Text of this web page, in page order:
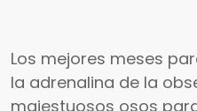
Los mejores meses
la adrenalina de la
majestuosos osos